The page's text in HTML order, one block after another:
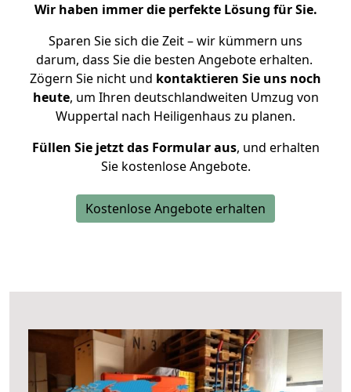
Wir haben immer die perfekte Lösung für Sie.
Sparen Sie sich die Zeit – wir kümmern uns
darum, dass Sie die besten Angebote erhalten.
Zögern Sie nicht und kontaktieren Sie uns noch
heute, um Ihren deutschlandweiten Umzug von
Wuppertal nach Heiligenhaus zu planen.
Füllen Sie jetzt das Formular aus, und erhalten
Sie kostenlose Angebote.
Kostenlose Angebote erhalten